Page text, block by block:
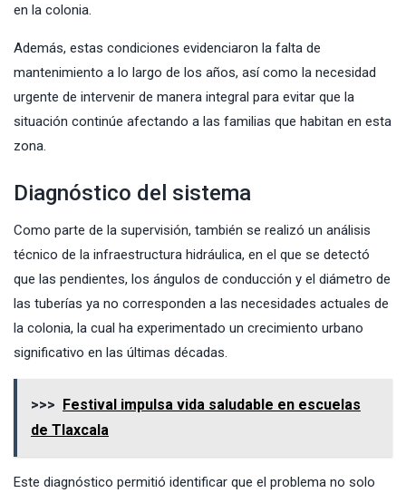
en la colonia.
Además, estas condiciones evidenciaron la falta de
mantenimiento a lo largo de los años, así como la necesidad
urgente de intervenir de manera integral para evitar que la
situación continúe afectando a las familias que habitan en esta
zona.
Diagnóstico del sistema
Como parte de la supervisión, también se realizó un análisis
técnico de la infraestructura hidráulica, en el que se detectó
que las pendientes, los ángulos de conducción y el diámetro de
las tuberías ya no corresponden a las necesidades actuales de
la colonia, la cual ha experimentado un crecimiento urbano
significativo en las últimas décadas.
>>> Festival impulsa vida saludable en escuelas
de Tlaxcala
Este diagnóstico permitió identificar que el problema no solo